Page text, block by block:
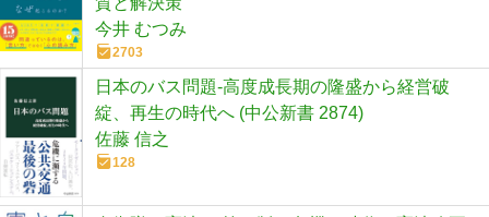
今井 むつみ
2703
日本のバス問題-高度成長期の隆盛から経営破
綻、再生の時代へ (中公新書 2874)
佐藤 信之
128